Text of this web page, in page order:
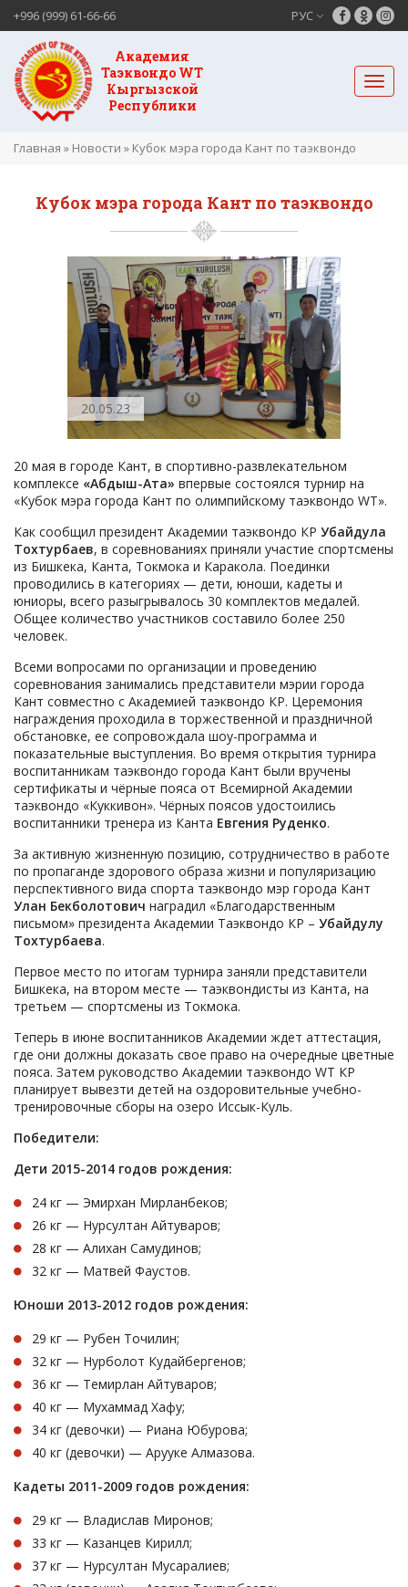
+996 (999) 61-66-66 РУС
Академия
Таэквондо WT
Кыргызской
Республики
Главная » Новости » Кубок мэра города Кант по таэквондо
Кубок мэра города Кант по таэквондо
20.05.23
20 мая в городе Кант, в спортивно-развлекательном
комплексе «Абдыш-Ата» впервые состоялся турнир на
«Кубок мэра города Кант по олимпийскому таэквондо WT».
Как сообщил президент Академии таэквондо КР Убайдула
Тохтурбаев, в соревнованиях приняли участие спортсмены
из Бишкека, Канта, Токмока и Каракола. Поединки
проводились в категориях — дети, юноши, кадеты и
юниоры, всего разыгрывалось 30 комплектов медалей.
Общее количество участников составило более 250
человек.
Всеми вопросами по организации и проведению
соревнования занимались представители мэрии города
Кант совместно с Академией таэквондо КР. Церемония
награждения проходила в торжественной и праздничной
обстановке, ее сопровождала шоу-программа и
показательные выступления. Во время открытия турнира
воспитанникам таэквондо города Кант были вручены
сертификаты и чёрные пояса от Всемирной Академии
таэквондо «Куккивон». Чёрных поясов удостоились
воспитанники тренера из Канта Евгения Руденко.
За активную жизненную позицию, сотрудничество в работе
по пропаганде здорового образа жизни и популяризацию
перспективного вида спорта таэквондо мэр города Кант
Улан Бекболотович наградил «Благодарственным
письмом» президента Академии Таэквондо КР – Убайдулу
Тохтурбаева.
Первое место по итогам турнира заняли представители
Бишкека, на втором месте — таэквондисты из Канта, на
третьем — спортсмены из Токмока.
Теперь в июне воспитанников Академии ждет аттестация,
где они должны доказать свое право на очередные цветные
пояса. Затем руководство Академии таэквондо WT КР
планирует вывезти детей на оздоровительные учебно-
тренировочные сборы на озеро Иссык-Куль.
Победители:
Дети 2015-2014 годов рождения:
24 кг — Эмирхан Мирланбеков;
26 кг — Нурсултан Айтуваров;
28 кг — Алихан Самудинов;
32 кг — Матвей Фаустов.
Юноши 2013-2012 годов рождения:
29 кг — Рубен Точилин;
32 кг — Нурболот Кудайбергенов;
36 кг — Темирлан Айтуваров;
40 кг — Мухаммад Хафу;
34 кг (девочки) — Риана Юбурова;
40 кг (девочки) — Арууке Алмазова.
Кадеты 2011-2009 годов рождения:
29 кг — Владислав Миронов;
33 кг — Казанцев Кирилл;
37 кг — Нурсултан Мусаралиев;